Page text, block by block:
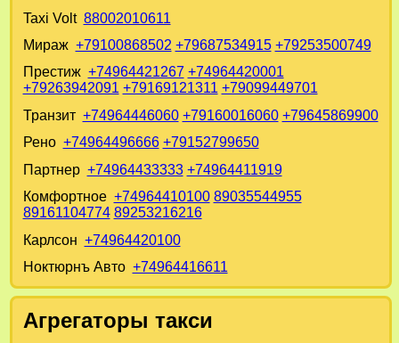
Taxi Volt 88002010611
Мираж +79100868502 +79687534915 +79253500749
Престиж +74964421267 +74964420001
+79263942091 +79169121311 +79099449701
Транзит +74964446060 +79160016060 +79645869900
Рено +74964496666 +79152799650
Партнер +74964433333 +74964411919
Комфортное +74964410100 89035544955
89161104774 89253216216
Карлсон +74964420100
Ноктюрнъ Авто +74964416611
Агрегаторы такси